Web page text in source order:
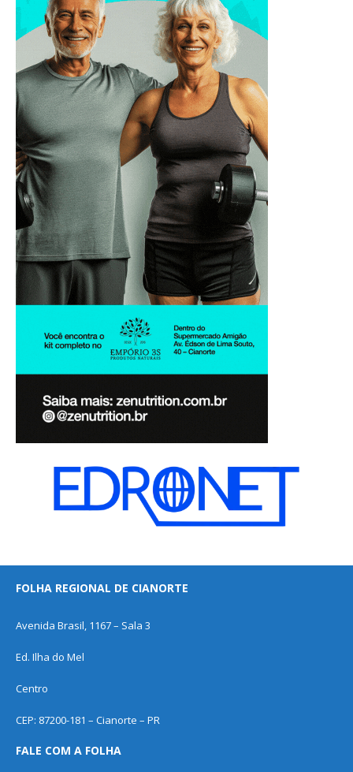
FOLHA REGIONAL DE CIANORTE
Avenida Brasil, 1167 – Sala 3
Ed. Ilha do Mel
Centro
CEP: 87200-181 – Cianorte – PR
FALE COM A FOLHA